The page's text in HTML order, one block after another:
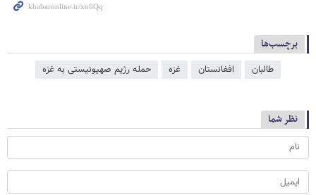
برچسب‌ها
طالبان افغانستان غزه حمله رژیم صهیونیستی به غزه
نظر شما